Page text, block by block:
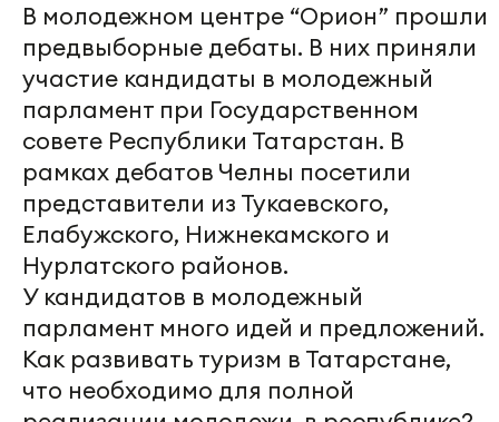
В молодежном центре “Орион” прошли
предвыборные дебаты. В них приняли
участие кандидаты в молодежный
парламент при Государственном
совете Республики Татарстан. В
рамках дебатов Челны посетили
представители из Тукаевского,
Елабужского, Нижнекамского и
Нурлатского районов.
У кандидатов в молодежный
парламент много идей и предложений.
Как развивать туризм в Татарстане,
что необходимо для полной